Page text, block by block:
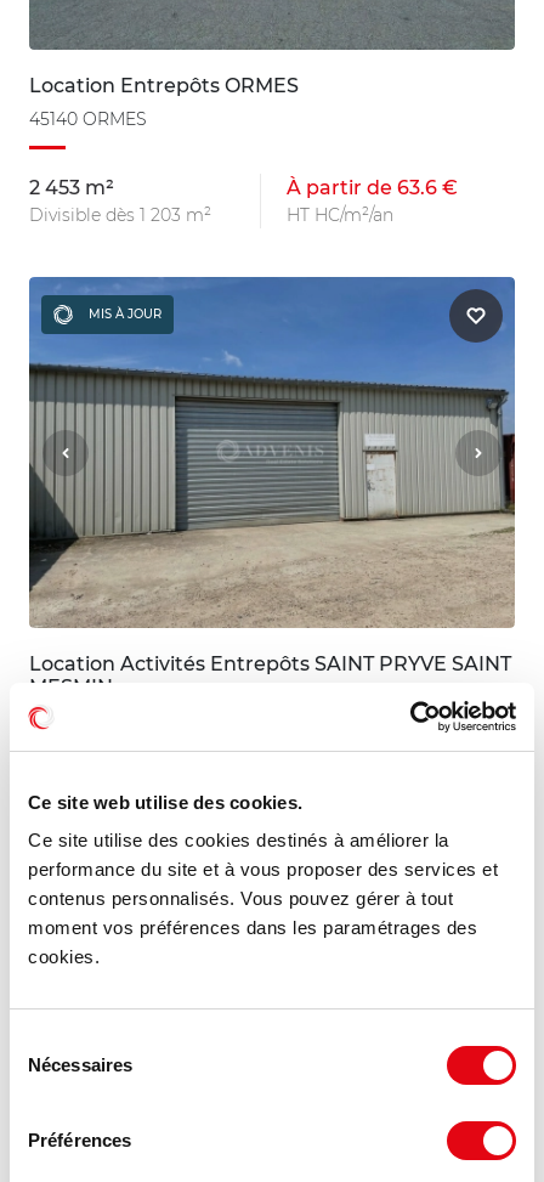
Ce site web utilise des cookies.
Ce site utilise des cookies destinés à améliorer la
performance du site et à vous proposer des services et
contenus personnalisés. Vous pouvez gérer à tout
moment vos préférences dans les paramétrages des
cookies.
Nécessaires
Préférences
Location Entrepôts ORMES
45140 ORMES
2 453 m²
Divisible dès 1 203 m²
À partir de 63.6 €
HT HC/m²/an
MIS À JOUR
Location Activités Entrepôts SAINT PRYVE SAINT
MESMIN
45750 SAINT PRYVE SAINT MESMIN
250 m²